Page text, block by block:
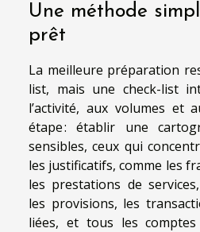
Une méthode
prêt
La meilleure préparation
list, mais une check-list
l’activité, aux volumes et
étape : établir une
sensibles, ceux qui
les justificatifs, comme les
les prestations de
les provisions, les
liées, et tous les comptes